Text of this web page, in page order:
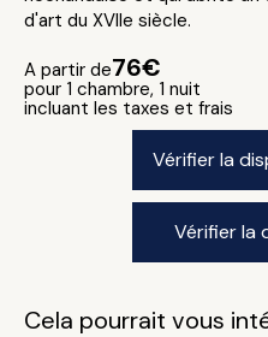
d'art du XVIIe siècle.
A partir de76€
pour 1 chambre, 1 nuit
incluant les taxes et frais
Vérifier la
Vérifier la
Cela pourrait vous